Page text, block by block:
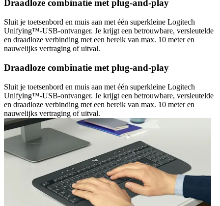
Draadloze combinatie met plug-and-play
Sluit je toetsenbord en muis aan met één superkleine Logitech
Unifying™-USB-ontvanger. Je krijgt een betrouwbare, versleutelde
en draadloze verbinding met een bereik van max. 10 meter en
nauwelijks vertraging of uitval.
Draadloze combinatie met plug-and-play
Sluit je toetsenbord en muis aan met één superkleine Logitech
Unifying™-USB-ontvanger. Je krijgt een betrouwbare, versleutelde
en draadloze verbinding met een bereik van max. 10 meter en
nauwelijks vertraging of uitval.